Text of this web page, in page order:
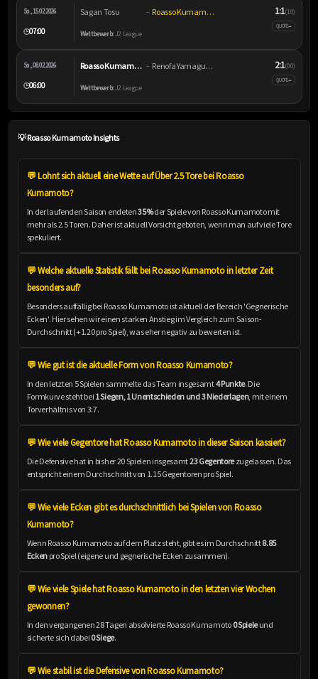
So., 15.02.2026
🕒07:00
Sagan Tosu – Roasso Kumamoto
Wettbewerb:J2 League
1:1(1:0)
QUOTE–
So., 08.02.2026
🕒06:00
Roasso Kumamoto – Renofa Yamaguchi
Wettbewerb:J2 League
2:1(0:0)
QUOTE–
💡 Roasso Kumamoto Insights
💬 Lohnt sich aktuell eine Wette auf Über 2.5 Tore bei Roasso
Kumamoto?
In der laufenden Saison endeten35%der Spiele von Roasso Kumamoto mit
mehr als 2.5 Toren. Daher ist aktuell Vorsicht geboten, wenn man auf viele Tore
spekuliert.
💬 Welche aktuelle Statistik fällt bei Roasso Kumamoto in letzter Zeit
besonders auf?
Besonders auffällig bei Roasso Kumamoto ist aktuell der Bereich 'Gegnerische
Ecken'. Hier sehen wir einen starken Anstieg im Vergleich zum Saison-
Durchschnitt (+1.20 pro Spiel), was eher negativ zu bewerten ist.
💬 Wie gut ist die aktuelle Form von Roasso Kumamoto?
In den letzten 5 Spielen sammelte das Team insgesamt4 Punkte. Die
Formkurve steht bei 1 Siegen, 1 Unentschieden und 3 Niederlagen, mit einem
Torverhältnis von 3:7.
💬 Wie viele Gegentore hat Roasso Kumamoto in dieser Saison kassiert?
Die Defensive hat in bisher 20 Spielen insgesamt23 Gegentorezugelassen. Das
entspricht einem Durchschnitt von 1.15 Gegentoren pro Spiel.
💬 Wie viele Ecken gibt es durchschnittlich bei Spielen von Roasso
Kumamoto?
Wenn Roasso Kumamoto auf dem Platz steht, gibt es im Durchschnitt8.85
Eckenpro Spiel (eigene und gegnerische Ecken zusammen).
💬 Wie viele Spiele hat Roasso Kumamoto in den letzten vier Wochen
gewonnen?
In den vergangenen 28 Tagen absolvierte Roasso Kumamoto 0 Spieleund
sicherte sich dabei 0 Siege.
💬 Wie stabil ist die Defensive von Roasso Kumamoto?